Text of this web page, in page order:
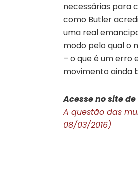
necessárias para
como Butler
uma real
modo pelo qual o
– o que é um erro
movimento ainda
Acesse no site
A questão das
08/03/2016)